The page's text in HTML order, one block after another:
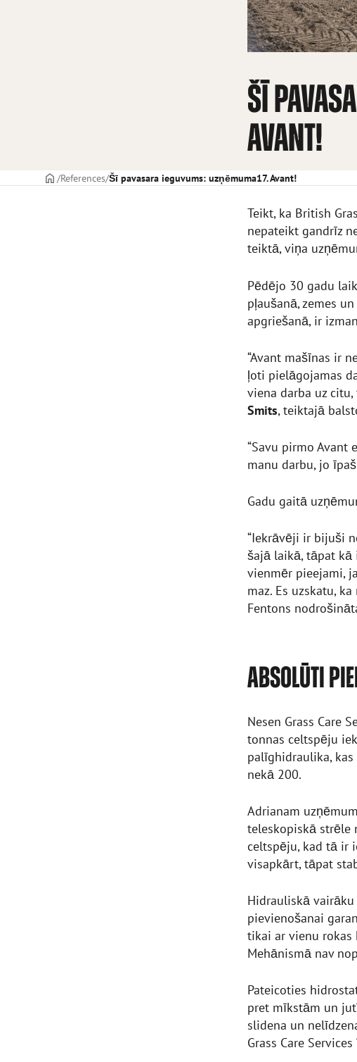
ŠĪ
AVANT!
TITULLAPA
References Šī pavasara ieguvums: uzņēmuma17. Avant!
Teikt, ka British
nepateikt gandrīz
teiktā, viņa
Pēdējo 30 gadu
pļaušanā, zemes
apgriešanā, ir
“Avant mašīnas ir
ļoti pielāgojamas
viena darba uz
Smits, teiktajā
“Savu pirmo
manu darbu, jo
Gadu gaitā
“Iekrāvēji ir bijuši
šajā laikā, tāpat
vienmēr pieejami,
maz. Es uzskatu,
Fentons
ABSOLŪTI
Nesen Grass Care
tonnas celtspēju
palīghidraulika,
nekā 200.
Adrianam
teleskopiskā strēle
celtspēju, kad tā ir
visapkārt, tāpat
Hidrauliskā
pievienošanai
tikai ar vienu rokas
Mehānismā nav
Pateicoties
pret mīkstām un
slidena un
Grass Care